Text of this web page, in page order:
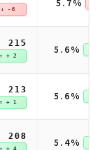
↓ -6 5.7%
215
↑ + 2 5.6%
213
↑ + 1 5.6%
208
5.4%